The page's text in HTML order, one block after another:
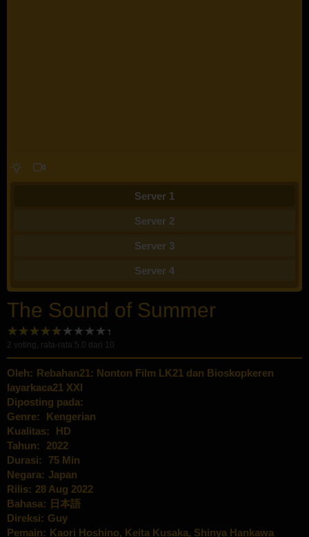
Server 1
Server 2
Server 3
Server 4
The Sound of Summer
2 voting, rata-rata 5.0 dari 10
Oleh: Rebahan21: Nonton Film LK21 dan Bioskopkeren
layarkaca21 XXI
Diposting pada:
Genre:
Kengerian
Kualitas:
HD
Tahun:
2022
Durasi:
75 Min
Negara: Japan
Rilis: 28 Aug 2022
Bahasa: 日本語
Direksi: Guy
Pemain: Kaori Hoshino, Keita Kusaka, Shinya Hankawa